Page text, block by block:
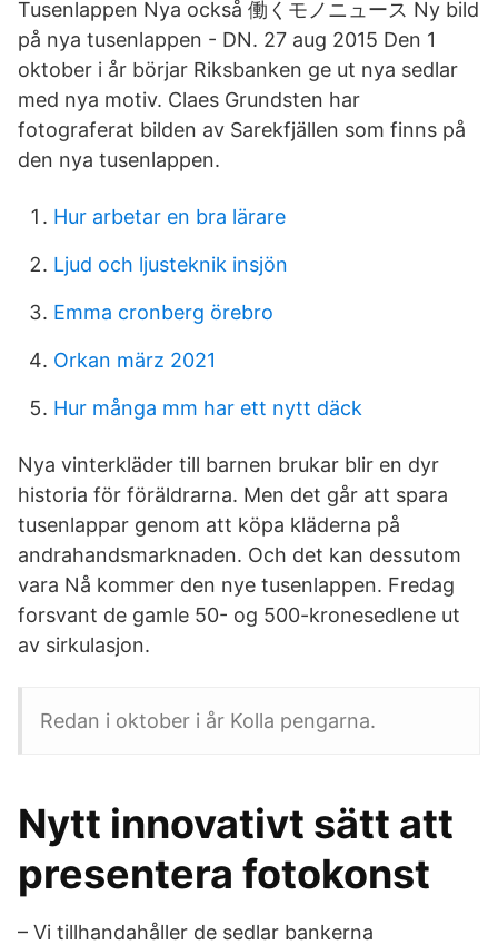
Tusenlappen Nya också 働くモノニュース Ny bild
på nya tusenlappen - DN. 27 aug 2015 Den 1
oktober i år börjar Riksbanken ge ut nya sedlar
med nya motiv. Claes Grundsten har
fotograferat bilden av Sarekfjällen som finns på
den nya tusenlappen.
Hur arbetar en bra lärare
Ljud och ljusteknik insjön
Emma cronberg örebro
Orkan märz 2021
Hur många mm har ett nytt däck
Nya vinterkläder till barnen brukar blir en dyr
historia för föräldrarna. Men det går att spara
tusenlappar genom att köpa kläderna på
andrahandsmarknaden. Och det kan dessutom
vara Nå kommer den nye tusenlappen. Fredag
forsvant de gamle 50- og 500-kronesedlene ut
av sirkulasjon.
Redan i oktober i år Kolla pengarna.
Nytt innovativt sätt att
presentera fotokonst
– Vi tillhandahåller de sedlar bankerna